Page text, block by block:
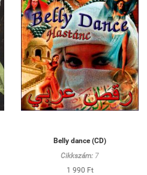
Belly dance (CD)
Cikkszám: 7
1 990 Ft